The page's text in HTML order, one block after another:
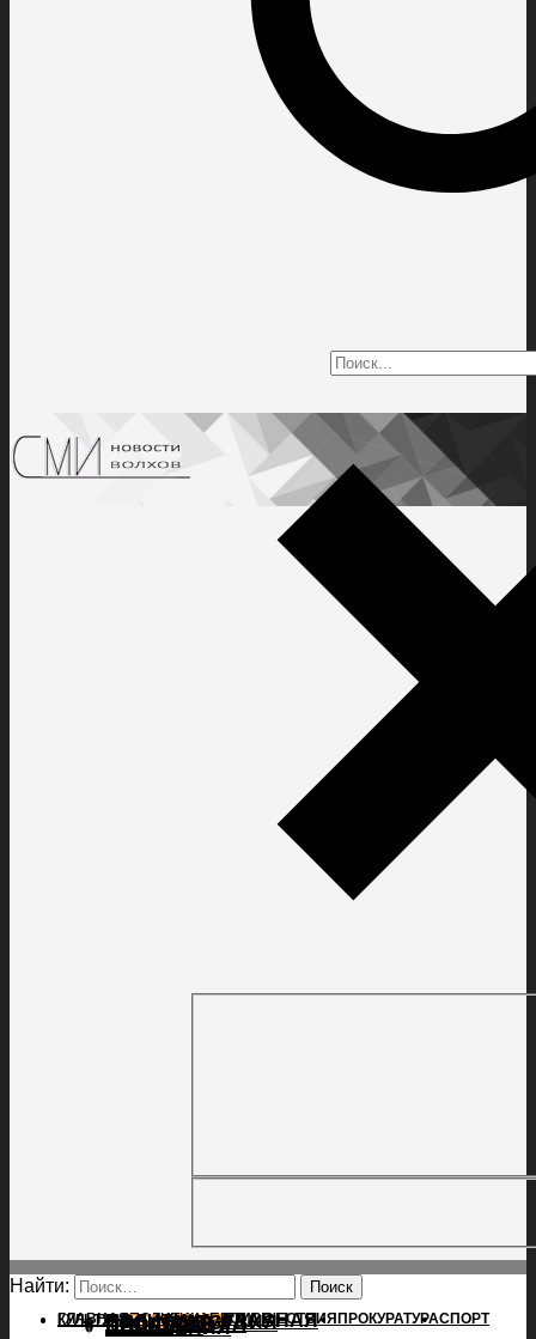
Найти:
ГЛАВНАЯПОЛИТИКАПРОИСШЕСТВИЯ ПРОКУРАТУРАСПОРТ
КУЛЬТУРАПОСЕЛЕНИЯГЛАВНАЯ
ПОЛИТИКА
ПРОИСШЕСТВИЯ
ПРОКУРАТУРА
СПОРТ
КУЛЬТУРА
ПОСЕЛЕНИЯ